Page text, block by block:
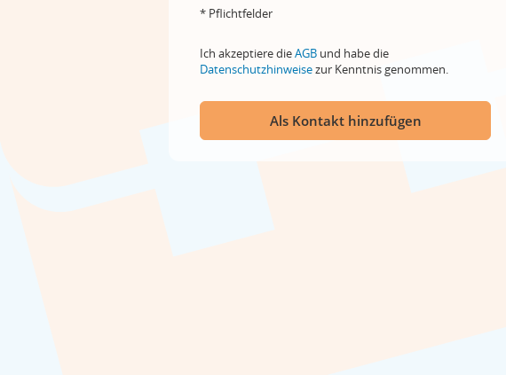
* Pflichtfelder
Ich akzeptiere dieAGB und habe die
Datenschutzhinweisezur Kenntnis genommen.
Als Kontakt hinzufügen